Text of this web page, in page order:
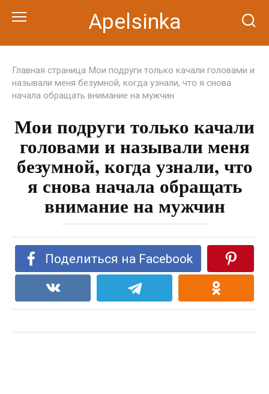
Apelsinka
Главная страница Мои подруги только качали головами и
называли меня безумной, когда узнали, что я снова
начала обращать внимание на мужчин
Мои подруги только качали
головами и называли меня
безумной, когда узнали, что
я снова начала обращать
внимание на мужчин
Поделиться на Facebook